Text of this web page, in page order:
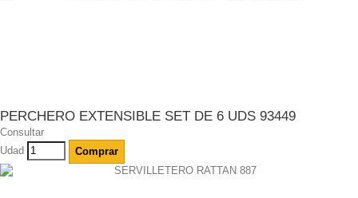
PERCHERO EXTENSIBLE SET DE 6 UDS 93449
Consultar
Udad
Comprar